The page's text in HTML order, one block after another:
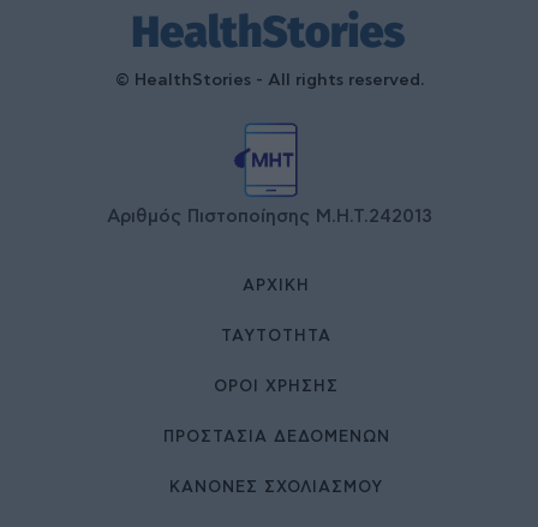
© HealthStories - All rights reserved.
Αριθμός Πιστοποίησης Μ.Η.Τ.242013
ΑΡΧΙΚΉ
ΤΑΥΤΌΤΗΤΑ
ΌΡΟΙ ΧΡΉΣΗΣ
ΠΡΟΣΤΑΣΙΑ ΔΕΔΟΜΕΝΩΝ
ΚΑΝΟΝΕΣ ΣΧΟΛΙΑΣΜΟΥ